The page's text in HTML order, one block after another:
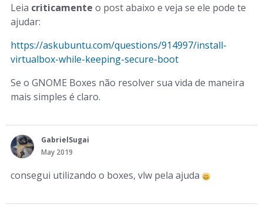
Leia criticamente o post abaixo e veja se ele pode te
ajudar:
https://askubuntu.com/questions/914997/install-
virtualbox-while-keeping-secure-boot
Se o GNOME Boxes não resolver sua vida de maneira
mais simples é claro.
GabrielSugai
May 2019
consegui utilizando o boxes, vlw pela ajuda